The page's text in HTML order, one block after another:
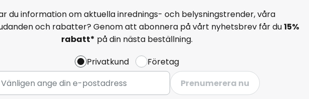
du information om aktuella inrednings- och belysningstrender, våra
och rabatter? Genom att abonnera på vårt nyhetsbrev får du15%
rabatt* på din nästa beställning.
Privatkund
Företag
Prenumerera nu